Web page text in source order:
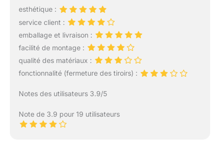
esthétique :
service client :
emballage et livraison :
facilité de montage :
qualité des matériaux :
fonctionnalité (fermeture des tiroirs) :
Notes des utilisateurs 3.9/5
Note de 3.9 pour 19 utilisateurs